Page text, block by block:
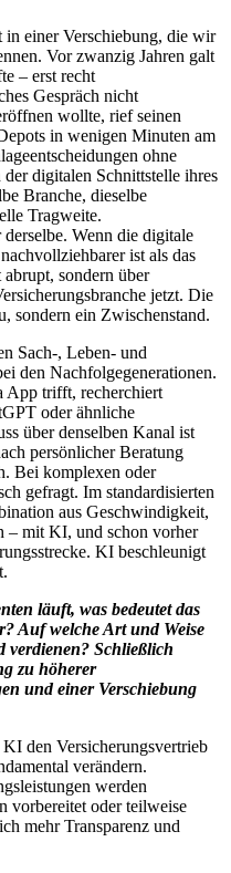
einer Verschiebung, die wir
Vor zwanzig Jahren galt
– erst recht
Gespräch nicht
wollte, rief seinen
in wenigen Minuten am
ohne
digitalen Schnittstelle ihres
Branche, dieselbe
Tragweite.
Wenn die digitale
ist als das
sondern über
jetzt. Die
sondern ein Zwischenstand.
Sach-, Leben- und
den Nachfolgegenerationen.
App trifft, recherchiert
oder ähnliche
über denselben Kanal ist
persönlicher Beratung
Bei komplexen oder
gefragt. Im standardisierten
aus Geschwindigkeit,
– mit KI, und schon vorher
KI beschleunigt
läuft, was bedeutet das
Auf welche Art und Weise
verdienen? Schließlich
zu höherer
und einer Verschiebung
den Versicherungsvertrieb
verändern.
werden
vorbereitet oder teilweise
mehr Transparenz und